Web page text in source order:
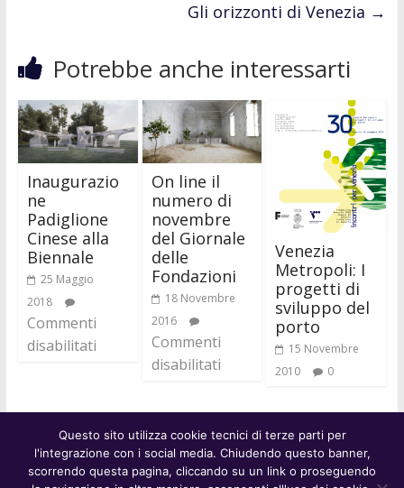
Gli orizzonti di Venezia →
Potrebbe anche interessarti
Inaugurazio
ne
Padiglione
Cinese alla
Biennale
25 Maggio
2018
Commenti
disabilitati
On line il
numero di
novembre
del Giornale
delle
Fondazioni
18 Novembre
2016
Commenti
disabilitati
Venezia
Metropoli: I
progetti di
sviluppo del
porto
15 Novembre
2010
0
© Fondazione Venezia 2000 // C.F.: 94046390277 // P.IVA:
Questo sito utilizza cookie tecnici di terze parti per
l'integrazione con i social media. Chiudendo questo banner,
scorrendo questa pagina, cliccando su un link o proseguendo